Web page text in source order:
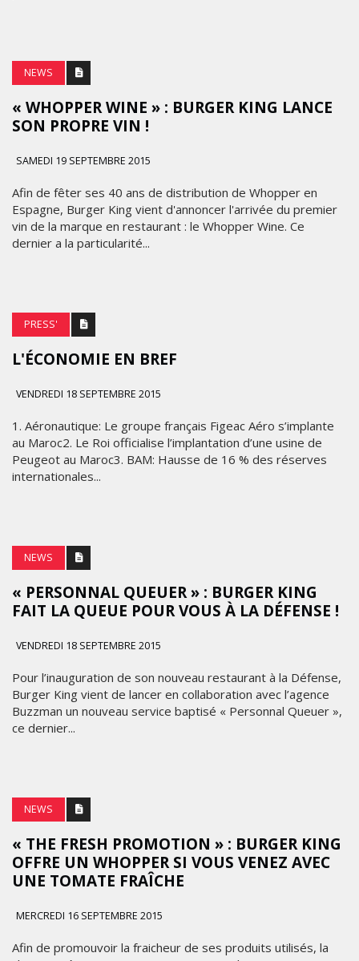
NEWS
« WHOPPER WINE » : BURGER KING LANCE
SON PROPRE VIN !
SAMEDI 19 SEPTEMBRE 2015
Afin de fêter ses 40 ans de distribution de Whopper en
Espagne, Burger King vient d'annoncer l'arrivée du premier
vin de la marque en restaurant : le Whopper Wine. Ce
dernier a la particularité...
PRESS'
L'ÉCONOMIE EN BREF
VENDREDI 18 SEPTEMBRE 2015
1. Aéronautique: Le groupe français Figeac Aéro s’implante
au Maroc2. Le Roi officialise l’implantation d’une usine de
Peugeot au Maroc3. BAM: Hausse de 16 % des réserves
internationales...
NEWS
« PERSONNAL QUEUER » : BURGER KING
FAIT LA QUEUE POUR VOUS À LA DÉFENSE !
VENDREDI 18 SEPTEMBRE 2015
Pour l’inauguration de son nouveau restaurant à la Défense,
Burger King vient de lancer en collaboration avec l’agence
Buzzman un nouveau service baptisé « Personnal Queuer »,
ce dernier...
NEWS
« THE FRESH PROMOTION » : BURGER KING
OFFRE UN WHOPPER SI VOUS VENEZ AVEC
UNE TOMATE FRAÎCHE
MERCREDI 16 SEPTEMBRE 2015
Afin de promouvoir la fraicheur de ses produits utilisés, la